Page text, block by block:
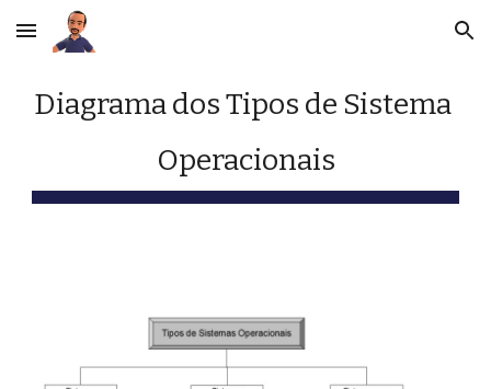
Skip to main content Skip to navigation
Diagrama dos Tipos de Sistema
Operacionais